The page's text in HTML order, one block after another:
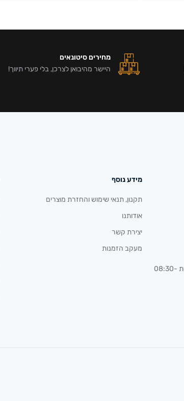
מחירים סיטונאים
היישר מהיבואן לצרכן, בלי פערי תיווך!
א’-ה’, בין השעות 08:30-
מידע נוסף
תקנון, תנאי שימוש והחזרת מוצרים
אודותנו
יצירת קשר
מעקב הזמנות